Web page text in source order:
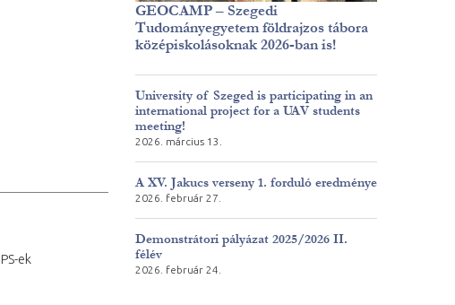
ek
GEOCAMP – Szegedi
Tudományegyetem földrajzos tábora
középiskolásoknak 2026-ban is!
University of Szeged is participating in an
international project for a UAV students
meeting!
2026. március 13.
A XV. Jakucs verseny 1. forduló eredménye
2026. február 27.
Demonstrátori pályázat 2025/2026 II.
félév
2026. február 24.